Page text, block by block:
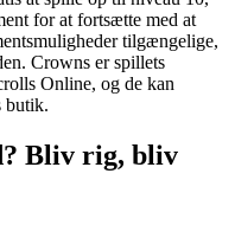
for at fortsætte med at
tilgængelige,
Crowns er spillets
Online, og de kan
butik.
Bliv rig, bliv